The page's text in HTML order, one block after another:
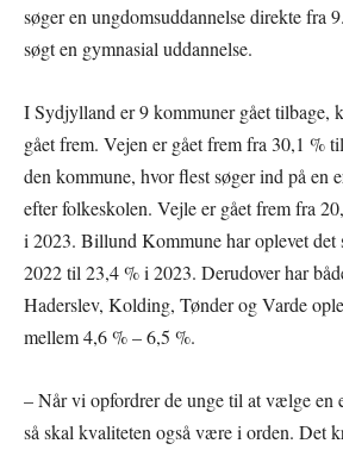
søger en ungdomsuddannelse direkte fra
søgt en gymnasial uddannelse.
I Sydjylland er 9 kommuner gået tilbage,
gået frem. Vejen er gået frem fra 30,1 %
den kommune, hvor flest søger ind på en
efter folkeskolen. Vejle er gået frem fra
i 2023. Billund Kommune har oplevet det
2022 til 23,4 % i 2023. Derudover har
Haderslev, Kolding, Tønder og Varde
mellem 4,6 % – 6,5 %.
– Når vi opfordrer de unge til at vælge en
så skal kvaliteten også være i orden. Det